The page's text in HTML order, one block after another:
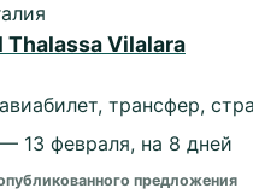
Vilalara
трансфер,
13 февраля, на 8 дней
предложения